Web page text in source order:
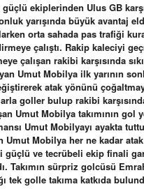
ekiplerinden Ulus GB
yarışında büyük avantaj
orta sahada pas trafiği
çalıştı. Rakip kaleciyi
çalışan rakibi karşısında
Umut Mobilya ilk yarının
atak yönünü
goller bulup rakibi
Umut Mobilya takımının gol
Umut Mobilyayı ayakta
Umut Mobilya her ne kadar
güçlü ve tecrübeli ekip finali
Takımın sürpriz golcüsü
tek golle takıma katkıda